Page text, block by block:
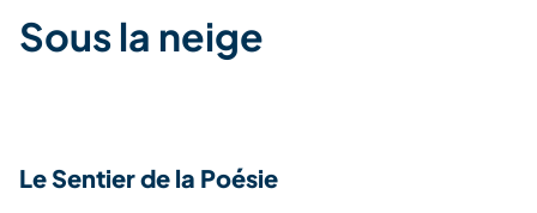
Sous la neige
Le Sentier de la Poésie